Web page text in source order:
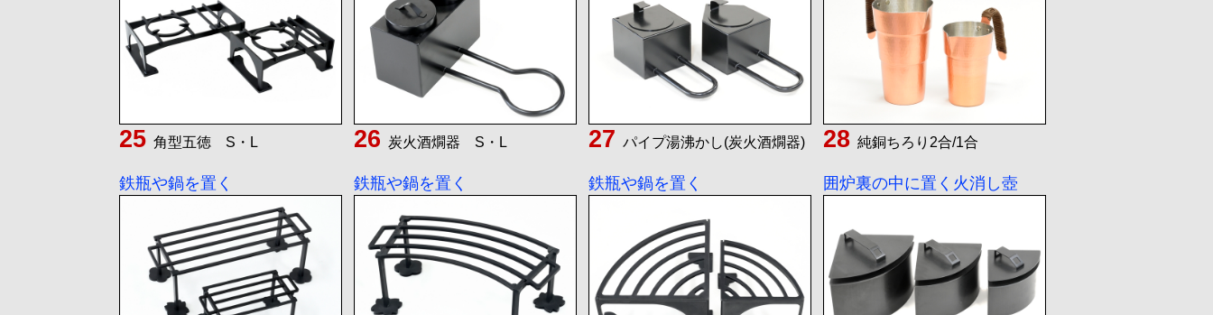
角型五徳 S・L 炭火酒燗器 S・L パイプ湯沸かし(炭火酒燗器) 純銅ちろり2合/1合
鉄瓶や鍋を置く 鉄瓶や鍋を置く 鉄瓶や鍋を置く 囲炉裏の中に置く火消し壺